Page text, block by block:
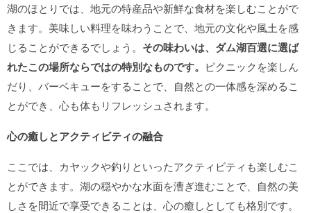
湖のほとりでは、地元の特産品や新鮮な食材を楽しむことがで
きます。美味しい料理を味わうことで、地元の文化や風土を感
じることができるでしょう。 その味わいは、ダム湖百選に選ば
れたこの場所ならではの特別なものです。 ピクニックを楽しん
だり、バーベキューをすることで、自然との一体感を深めるこ
とができ、心も体もリフレッシュされます。
心の癒しとアクティビティの融合
ここでは、カヤックや釣りといったアクティビティも楽しむこ
とができます。湖の穏やかな水面を漕ぎ進むことで、自然の美
しさを間近で享受できることは、心の癒しとしても格別です。